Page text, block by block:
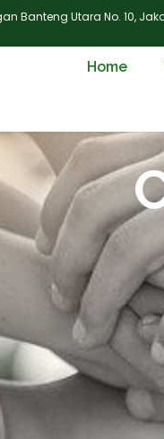
Banteng Utara No. 10,
Home